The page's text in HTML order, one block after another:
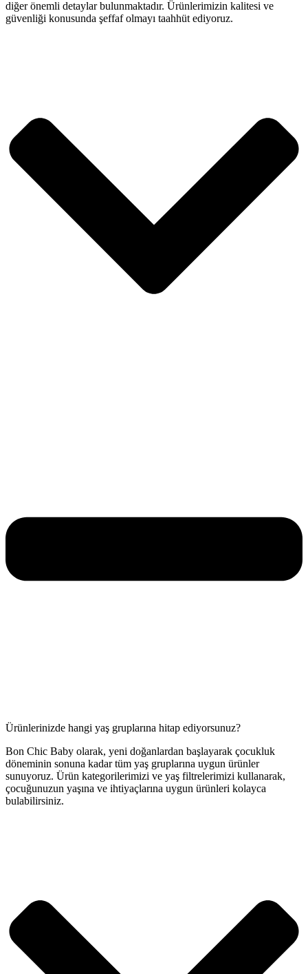
diğer önemli detaylar bulunmaktadır. Ürünlerimizin kalitesi ve
güvenliği konusunda şeffaf olmayı taahhüt ediyoruz.
Ürünlerinizde hangi yaş gruplarına hitap ediyorsunuz?
Bon Chic Baby olarak, yeni doğanlardan başlayarak çocukluk
döneminin sonuna kadar tüm yaş gruplarına uygun ürünler
sunuyoruz. Ürün kategorilerimizi ve yaş filtrelerimizi kullanarak,
çocuğunuzun yaşına ve ihtiyaçlarına uygun ürünleri kolayca
bulabilirsiniz.